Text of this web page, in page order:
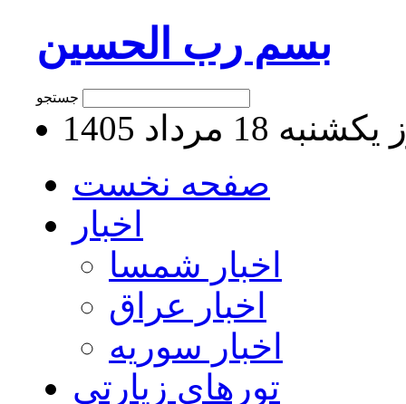
بسم رب الحسین
18 مرداد 1405
صفحه نخست
اخبار
اخبار شمسا
اخبار عراق
اخبار سوریه
تورهای زیارتی